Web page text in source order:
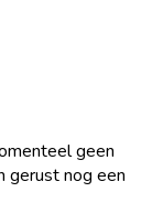
geen
gerust nog een